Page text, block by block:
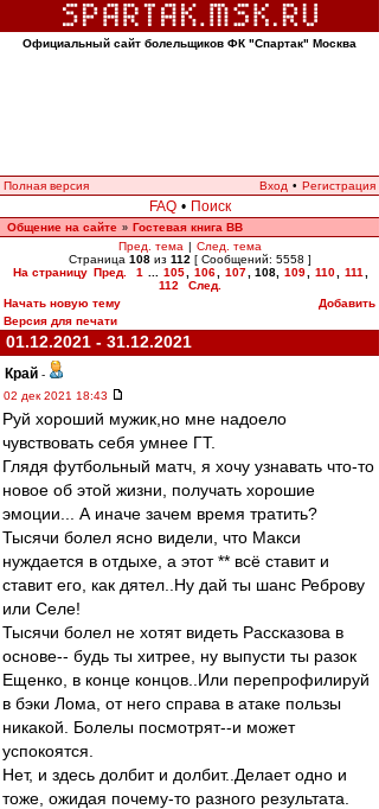
Официальный сайт болельщиков ФК "Спартак" Москва
Полная версия Вход • Регистрация
FAQ • Поиск
Общение на сайте » Гостевая книга ВВ
Пред. тема | След. тема
Страница 108из 112 [ Сообщений: 5558 ]
На страницу Пред. 1 105 106 107 108, 109 110 111
112
След.
Начать новую тему
Добавить
Версия для печати
01.12.2021 - 31.12.2021
Край -
02 дек 2021 18:43
Руй хороший мужик,но мне надоело
чувствовать себя умнее ГТ.
Глядя футбольный матч, я хочу узнавать что-то
новое об этой жизни, получать хорошие
эмоции... А иначе зачем время тратить?
Тысячи болел ясно видели, что Макси
нуждается в отдыхе, а этот ** всё ставит и
ставит его, как дятел..Ну дай ты шанс Реброву
или Селе!
Тысячи болел не хотят видеть Рассказова в
основе-- будь ты хитрее, ну выпусти ты разок
Ещенко, в конце концов..Или перепрофилируй
в бэки Лома, от него справа в атаке пользы
никакой. Болелы посмотрят--и может
успокоятся.
Нет, и здесь долбит и долбит..Делает одно и
тоже, ожидая почему-то разного результата.